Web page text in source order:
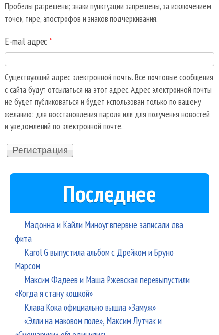
Пробелы разрешены; знаки пунктуации запрещены, за исключением
точек, тире, апострофов и знаков подчеркивания.
E-mail адрес *
Существующий адрес электронной почты. Все почтовые сообщения
с сайта будут отсылаться на этот адрес. Адрес электронной почты
не будет публиковаться и будет использован только по вашему
желанию: для восстановления пароля или для получения новостей
и уведомлений по электронной почте.
Последнее
Мадонна и Кайли Миноуг впервые записали два
фита
Karol G выпустила альбом с Дрейком и Бруно
Марсом
Максим Фадеев и Маша Ржевская перевыпустили
«Когда я стану кошкой»
Клава Кока официально вышла «Замуж»
«Элли на маковом поле», Максим Лутчак и